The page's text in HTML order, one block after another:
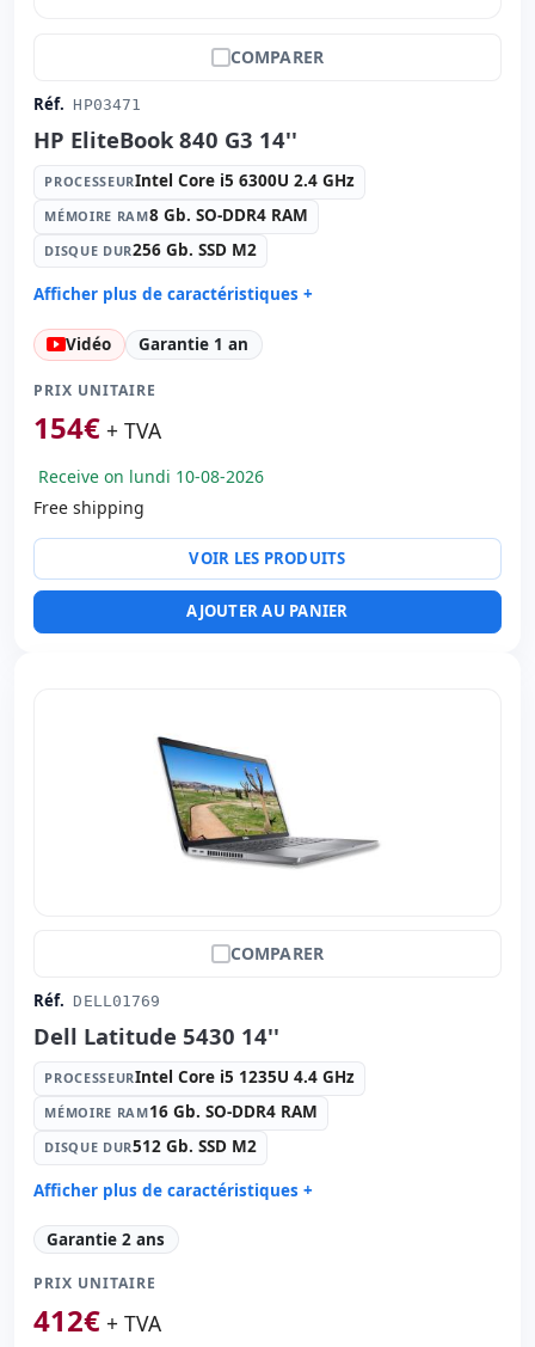
COMPARER
Réf. HP03471
HP EliteBook 840 G3 14''
PROCESSEURIntel Core i5 6300U 2.4 GHz
MÉMOIRE RAM8 Gb. SO-DDR4 RAM
DISQUE DUR256 Gb. SSD M2
Afficher plus de caractéristiques +
Processeur: Intel Core i5 6300U 2.4 GHz.
Mémoire RAM: 8 Gb. SO-DDR4 RAM
Disque dur: 256 Gb. SSD M2
Graphique: Intel Hd Graphics 520
Réseau: Intel Ethernet Connection I219-LM
Système opératif:
Ports: 2x USB 3.0 · USB-C
Led 14 '' FullHD 16: 9 · Résolution 1920x1080
Ports vidéo: VGA · Display Port
Webcam · Lecteur SD · Lecteur carte
hR emballage
34x23.7x2.10 cm.
1.80 Kg.
Vidéo Garantie 1 an
PRIX UNITAIRE
154€ + TVA
Receive on lundi 10-08-2026
Free shipping
VOIR LES PRODUITS
AJOUTER AU PANIER
COMPARER
Réf. DELL01769
Dell Latitude 5430 14''
PROCESSEURIntel Core i5 1235U 4.4 GHz
MÉMOIRE RAM16 Gb. SO-DDR4 RAM
DISQUE DUR512 Gb. SSD M2
Afficher plus de caractéristiques +
Processeur: Intel Core i5 1235U 4.4 GHz.
Mémoire RAM:
Disque dur: 512 Gb. SSD M2
Graphique: Intel Iris Xe Graphics
Garantie 2 ans
PRIX UNITAIRE
412€ + TVA